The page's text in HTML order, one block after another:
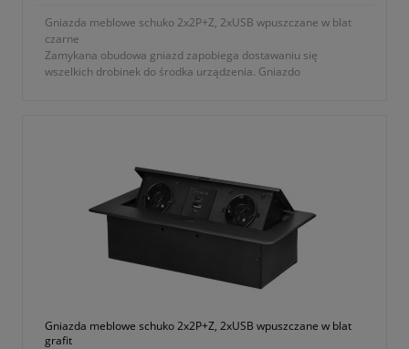
Gniazda meblowe schuko 2x2P+Z, 2xUSB wpuszczane w blat
czarne
Zamykana obudowa gniazd zapobiega dostawaniu się
wszelkich drobinek do środka urządzenia. Gniazdo
Gniazda meblowe schuko 2x2P+Z, 2xUSB wpuszczane w blat
grafit